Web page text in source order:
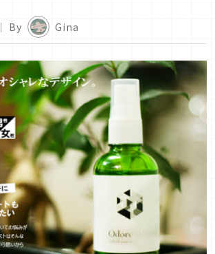
｜ By Gina